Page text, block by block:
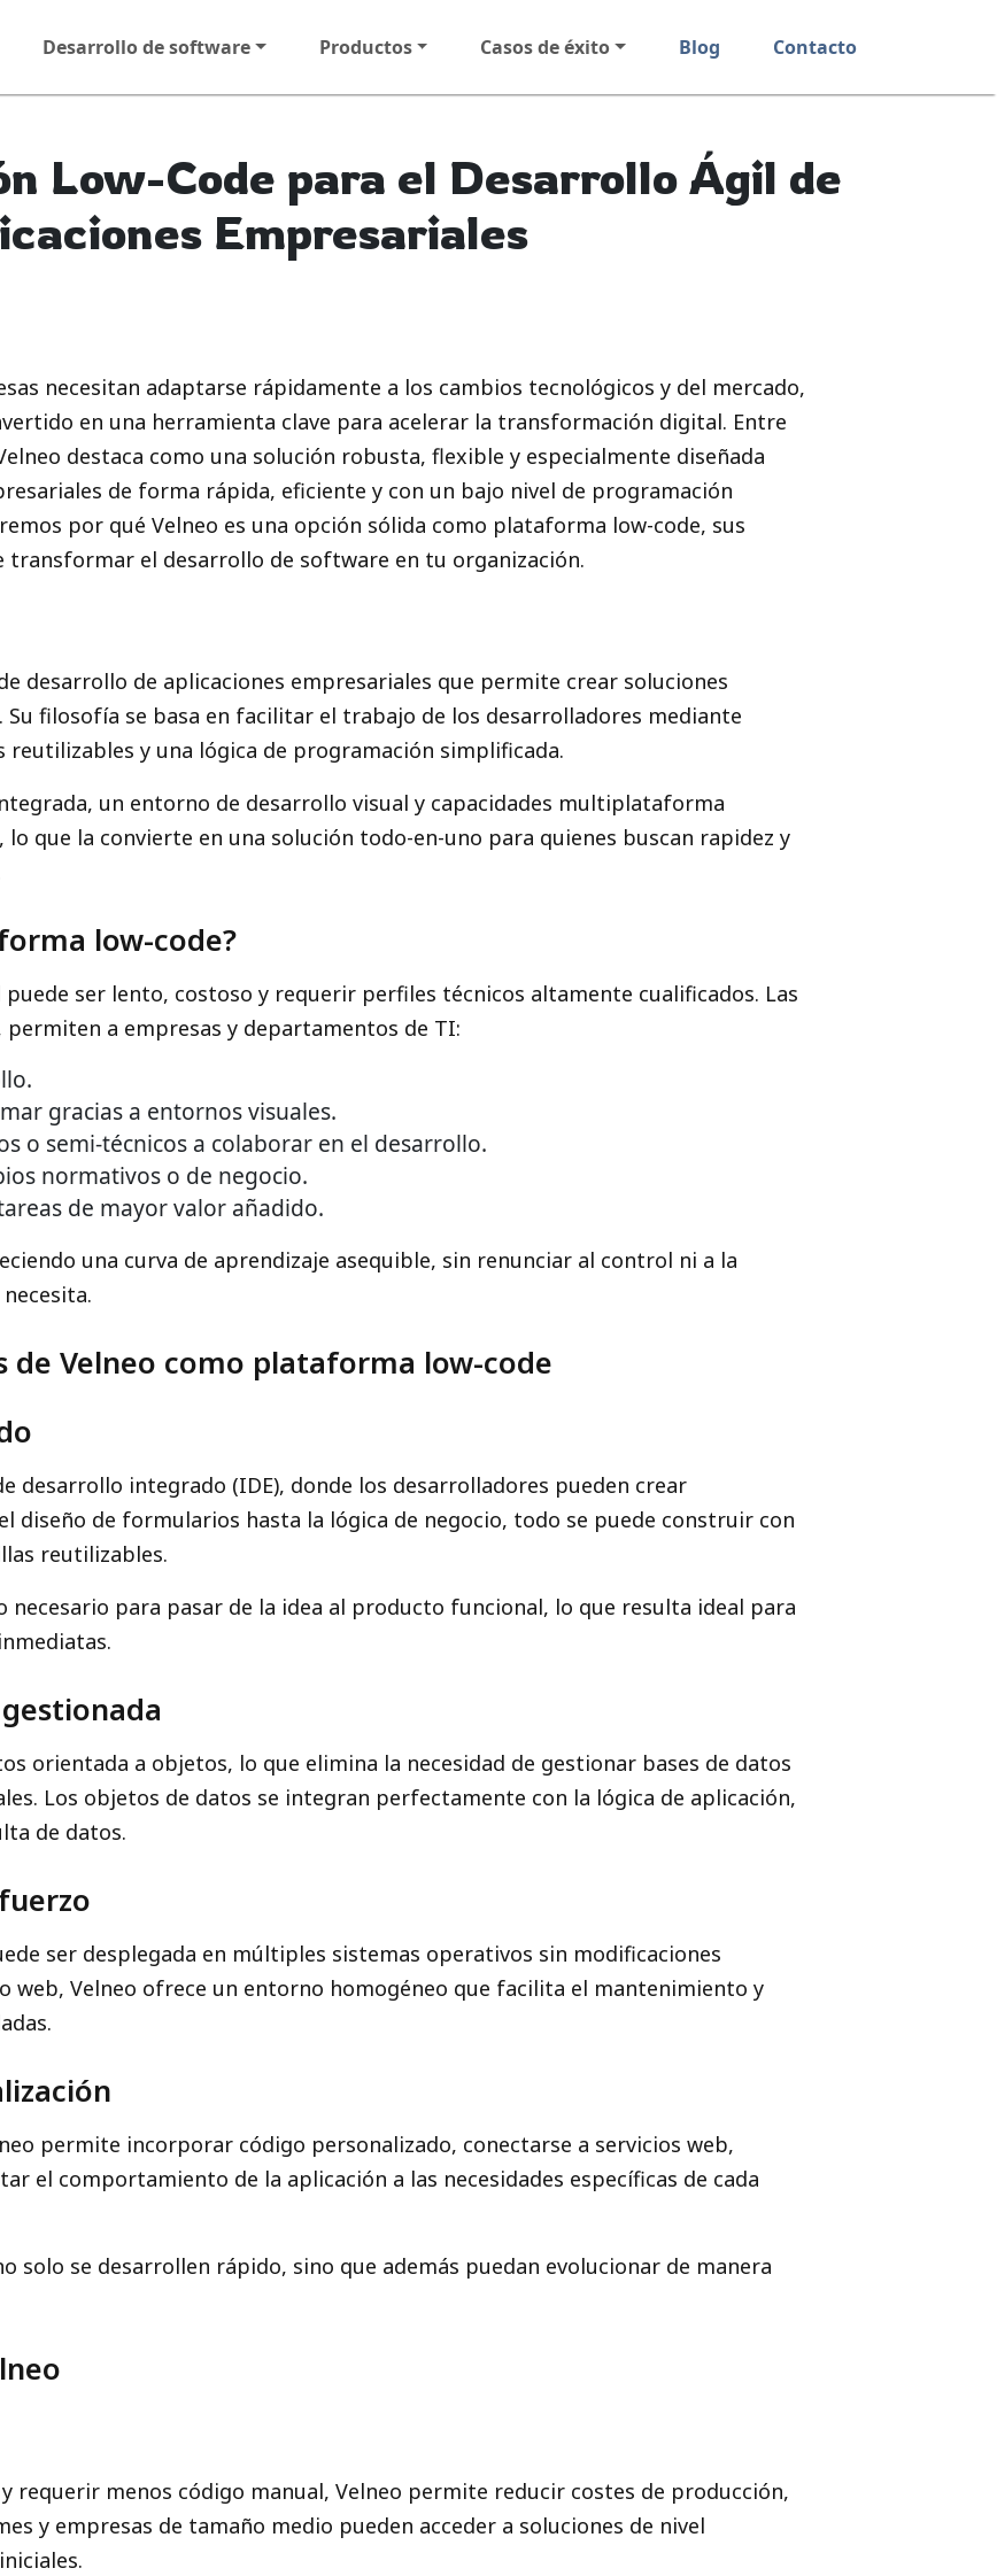
Desarrollo de software Productos Casos de éxito Blog Contacto
Low-Code para el Desarrollo Ágil de
Empresariales
necesitan adaptarse rápidamente a los cambios tecnológicos y del mercado,
en una herramienta clave para acelerar la transformación digital. Entre
destaca como una solución robusta, flexible y especialmente diseñada
de forma rápida, eficiente y con un bajo nivel de programación
por qué Velneo es una opción sólida como plataforma low-code, sus
transformar el desarrollo de software en tu organización.
desarrollo de aplicaciones empresariales que permite crear soluciones
filosofía se basa en facilitar el trabajo de los desarrolladores mediante
y una lógica de programación simplificada.
un entorno de desarrollo visual y capacidades multiplataforma
lo que la convierte en una solución todo-en-uno para quienes buscan rapidez y
low-code?
ser lento, costoso y requerir perfiles técnicos altamente cualificados. Las
a empresas y departamentos de TI:
gracias a entornos visuales.
o semi-técnicos a colaborar en el desarrollo.
normativos o de negocio.
de mayor valor añadido.
una curva de aprendizaje asequible, sin renunciar al control ni a la
de Velneo como plataforma low-code
desarrollo integrado (IDE), donde los desarrolladores pueden crear
diseño de formularios hasta la lógica de negocio, todo se puede construir con
reutilizables.
para pasar de la idea al producto funcional, lo que resulta ideal para
orientada a objetos, lo que elimina la necesidad de gestionar bases de datos
Los objetos de datos se integran perfectamente con la lógica de aplicación,
de datos.
ser desplegada en múltiples sistemas operativos sin modificaciones
web, Velneo ofrece un entorno homogéneo que facilita el mantenimiento y
permite incorporar código personalizado, conectarse a servicios web,
el comportamiento de la aplicación a las necesidades específicas de cada
solo se desarrollen rápido, sino que además puedan evolucionar de manera
requerir menos código manual, Velneo permite reducir costes de producción,
y empresas de tamaño medio pueden acceder a soluciones de nivel